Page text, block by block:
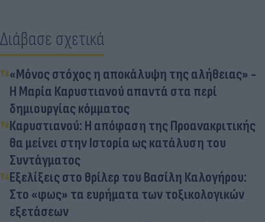
Διάβασε σχετικά
«Μόνος στόχος η αποκάλυψη της αλήθειας» -
Η Μαρία Καρυστιανού απαντά στα περί
δημιουργίας κόμματος
Καρυστιανού: Η απόφαση της Προανακριτικής
θα μείνει στην Ιστορία ως κατάλυση του
Συντάγματος
Εξελίξεις στο θρίλερ του Βασίλη Καλογήρου:
Στο «φως» τα ευρήματα των τοξικολογικών
εξετάσεων